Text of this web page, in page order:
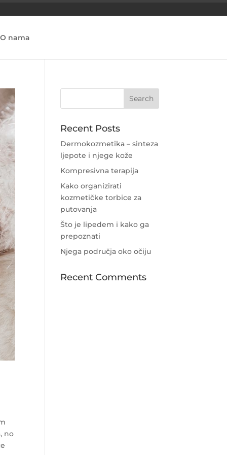
O nama
no
Recent Posts
Dermokozmetika – sinteza
ljepote i njege kože
Kompresivna terapija
Kako organizirati
kozmetičke torbice za
putovanja
Što je lipedem i kako ga
prepoznati
Njega područja oko očiju
Recent Comments